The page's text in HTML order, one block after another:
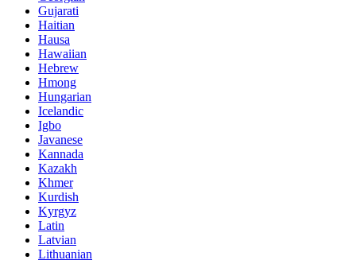
Gujarati
Haitian
Hausa
Hawaiian
Hebrew
Hmong
Hungarian
Icelandic
Igbo
Javanese
Kannada
Kazakh
Khmer
Kurdish
Kyrgyz
Latin
Latvian
Lithuanian